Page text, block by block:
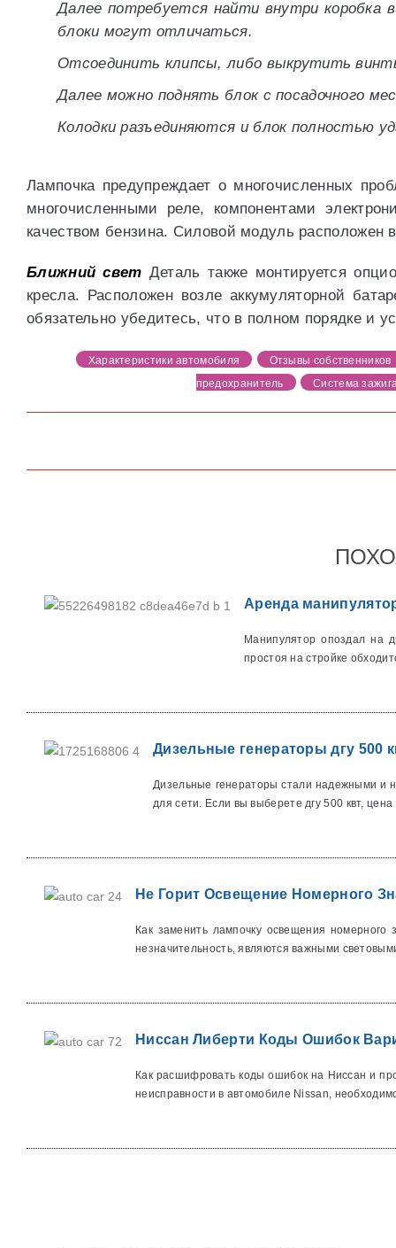
Далее потребуется найти внутри коробка
блоки могут отличаться.
Отсоединить клипсы, либо выкрутить
Далее можно поднять блок с посадочного
Колодки разъединяются и блок полностью
Лампочка предупреждает о многочисленных
многочисленными реле, компонентами
качеством бензина. Силовой модуль расположен
Ближний свет Деталь также монтируется
кресла. Расположен возле аккумуляторной
обязательно убедитесь, что в полном порядке и
Характеристики автомобиля
Отзывы собственников
предохранитель
Система
Аренда
Манипулятор опоздал на
простоя на стройке
Дизельные генераторы дгу 500
Дизельные генераторы стали надежными и
для сети. Если вы выберете дгу 500 квт, цена
Не Горит Освещение Номерного
Как заменить лампочку освещения
незначительность, являются важными
Ниссан Либерти Коды Ошибок
Как расшифровать коды ошибок на Ниссан и
неисправности в автомобиле Nissan,